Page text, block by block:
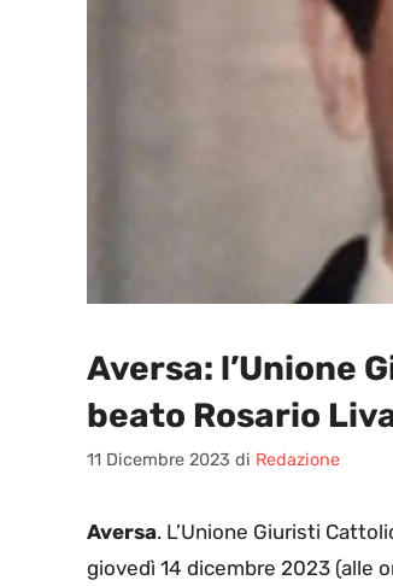
Aversa: l’Unione
beato Rosario
11 Dicembre 2023 di Redazione
Aversa. L’Unione Giuristi
giovedì 14 dicembre 2023 (alle